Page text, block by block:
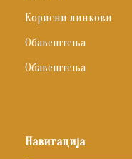
Корисни линкови
Обавештења
Обавештења
Навигација